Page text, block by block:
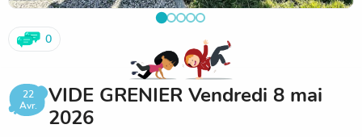
0
22
Avr.
VIDE GRENIER Vendredi 8 mai
2026